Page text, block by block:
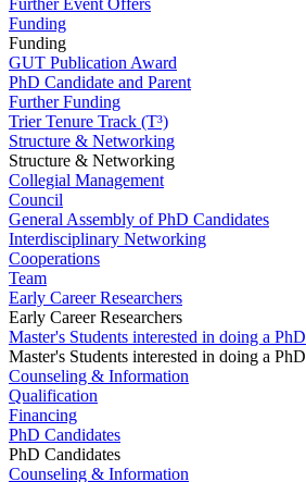
Further Event Offers
Funding
Funding
GUT Publication Award
PhD Candidate and Parent
Further Funding
Trier Tenure Track (T³)
Structure & Networking
Structure & Networking
Collegial Management
Council
General Assembly of PhD Candidates
Interdisciplinary Networking
Cooperations
Team
Early Career Researchers
Early Career Researchers
Master's Students interested in doing a PhD
Master's Students interested in doing a PhD
Counseling & Information
Qualification
Financing
PhD Candidates
PhD Candidates
Counseling & Information